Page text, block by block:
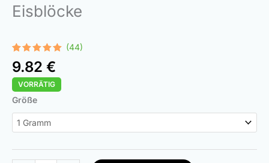
Eisblöcke
Bewertet
mit4.98
von 5,
basierend
auf
44
Kundenbewertungen
(44)
9.82 €
VORRÄTIG
Größe
Ice
Rocks
Menge